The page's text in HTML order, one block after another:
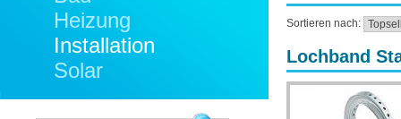
Sortieren nach:
Lochband
Heizung
Installation
Solar